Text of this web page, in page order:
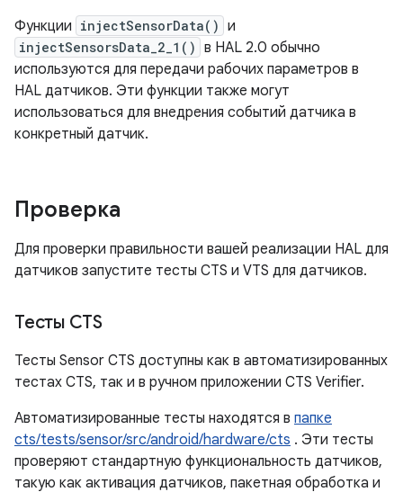
Функции injectSensorData() и
injectSensorsData_2_1() в HAL 2.0 обычно
используются для передачи рабочих параметров в
HAL датчиков. Эти функции также могут
использоваться для внедрения событий датчика в
конкретный датчик.
Проверка
Для проверки правильности вашей реализации HAL для
датчиков запустите тесты CTS и VTS для датчиков.
Тесты CTS
Тесты Sensor CTS доступны как в автоматизированных
тестах CTS, так и в ручном приложении CTS Verifier.
Автоматизированные тесты находятся в папке
cts/tests/sensor/src/android/hardware/cts . Эти тесты
проверяют стандартную функциональность датчиков,
такую ​​как активация датчиков, пакетная обработка и